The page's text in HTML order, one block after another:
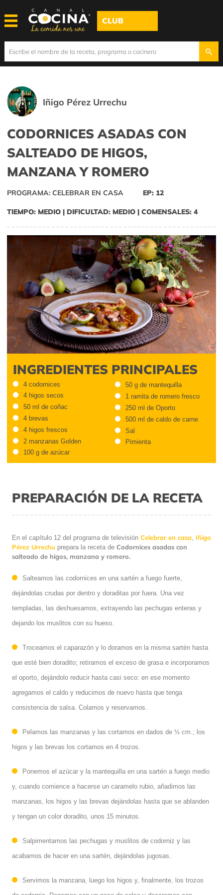
CLUB
Iñigo Pérez Urrechu
CODORNICES ASADAS CON
SALTEADO DE HIGOS,
MANZANA Y ROMERO
PROGRAMA: CELEBRAR EN CASA EP: 12
TIEMPO: MEDIO | DIFICULTAD: MEDIO | COMENSALES: 4
INGREDIENTES PRINCIPALES
4 codornices
4 higos secos
50 ml de coñac
4 brevas
4 higos frescos
2 manzanas Golden
100 g de azúcar
50 g de mantequilla
1 ramita de romero fresco
250 ml de Oporto
500 ml de caldo de carne
Sal
Pimienta
PREPARACIÓN DE LA RECETA
En el capítulo 12 del programa de televisión Celebrar en casa, Iñigo
Pérez Urrechu prepara la receta de Codornices asadas con
salteado de higos, manzana y romero.
Salteamos las codornices en una sartén a fuego fuerte,
dejándolas crudas por dentro y doraditas por fuera. Una vez
templadas, las deshuesamos, extrayendo las pechugas enteras y
dejando los muslitos con su hueso.
Troceamos el caparazón y lo doramos en la misma sartén hasta
que esté bien doradito; retiramos el exceso de grasa e incorporamos
el oporto, dejándolo reducir hasta casi seco: en ese momento
agregamos el caldo y reducimos de nuevo hasta que tenga
consistencia de salsa. Colamos y reservamos.
Pelamos las manzanas y las cortamos en dados de ½ cm.; los
higos y las brevas los cortamos en 4 trozos.
Ponemos el azúcar y la mantequilla en una sartén a fuego medio
y, cuando comience a hacerse un caramelo rubio, añadimos las
manzanas, los higos y las brevas dejándolas hasta que se ablanden
y tengan un color doradito, unos 15 minutos.
Salpimentamos las pechugas y muslitos de codorniz y las
acabamos de hacer en una sartén, dejándolas jugosas.
Servimos la manzana, luego los higos y, finalmente, los trozos